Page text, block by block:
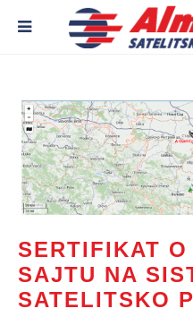
SERTIFIKAT O
SAJTU NA
SATELITSKO